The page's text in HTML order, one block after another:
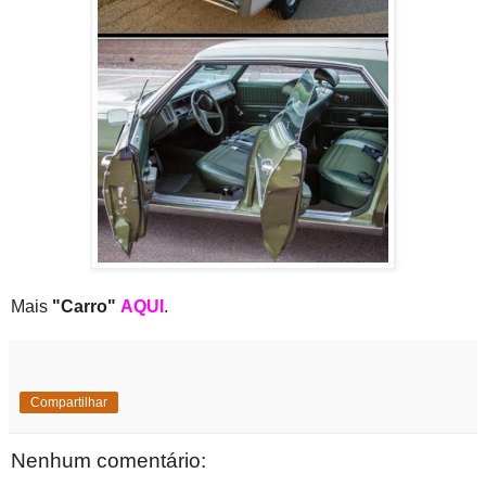
Mais "Carro" AQUI .
Compartilhar
Nenhum comentário: